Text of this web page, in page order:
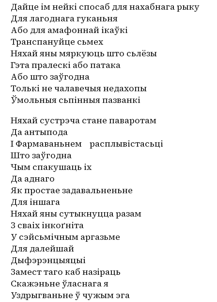
Дайце ім нейкі спосаб для нахабнага рыку
Для лагоднага гуканьня
Або для амафоннай ікаўкі
Транспануйце сьмех
Няхай яны мяркуюць што сьлёзы
Гэта пралескі або патака
Або што заўгодна
Толькі не чалавечыя недахопы
Ўмольныя сьпінныя пазванкі
Няхай сустрэча стане паваротам
Да антыпода
І Фармаваньнем    расплывістасьці
Што заўгодна
Чым спакушаць іх
Да аднаго
Як простае задавальненьне
Для іншага
Няхай яны сутыкнуцца разам
З сваіх інкоґніта
У сэйсьмічным аргазьме
Для далейшай
Дыфэрэнцыяцыі
Замест таго каб назіраць
Скажэньне ўласнага я
Уздрыгваньне ў чужым эга